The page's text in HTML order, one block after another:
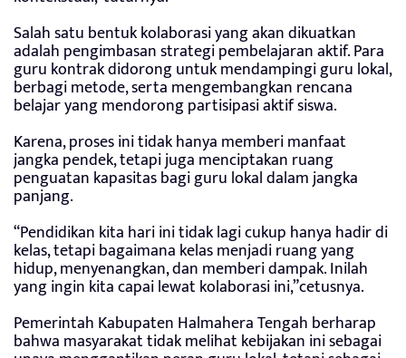
Salah satu bentuk kolaborasi yang akan dikuatkan
adalah pengimbasan strategi pembelajaran aktif. Para
guru kontrak didorong untuk mendampingi guru lokal,
berbagi metode, serta mengembangkan rencana
belajar yang mendorong partisipasi aktif siswa.
Karena, proses ini tidak hanya memberi manfaat
jangka pendek, tetapi juga menciptakan ruang
penguatan kapasitas bagi guru lokal dalam jangka
panjang.
“Pendidikan kita hari ini tidak lagi cukup hanya hadir di
kelas, tetapi bagaimana kelas menjadi ruang yang
hidup, menyenangkan, dan memberi dampak. Inilah
yang ingin kita capai lewat kolaborasi ini,”cetusnya.
Pemerintah Kabupaten Halmahera Tengah berharap
bahwa masyarakat tidak melihat kebijakan ini sebagai